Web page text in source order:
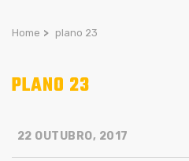
Home > plano 23
PLANO 23
22 OUTUBRO, 2017